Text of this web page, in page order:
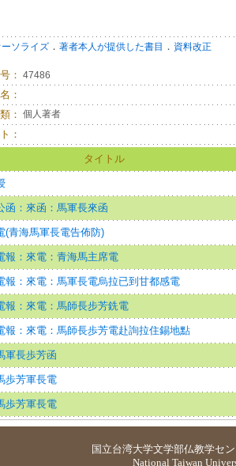
ソライズ ． 著者本人が提供した書目 ． 資料改正
： 47486
：
： 個人著者
：
タイトル
函：來函：馬軍長來函
(青海馬軍長電告佈防)
報：來電：青海馬主席電
報：來電：馬軍長電烏拉已到甘都感電
報：來電：馬師長步芳銑電
報：來電：馬師長歩芳電赴詢拉住錫地點
軍長歩芳函
歩芳軍長電
歩芳軍長電
国立台湾大学文学部仏教学セ
National Taiwan